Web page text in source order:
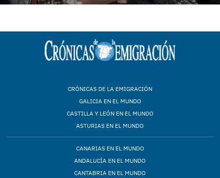
CRÓNICAS DE LA EMIGRACIÓN
GALICIA EN EL MUNDO
CASTILLA Y LEÓN EN EL MUNDO
ASTURIAS EN EL MUNDO
CANARIAS EN EL MUNDO
ANDALUCÍA EN EL MUNDO
CANTABRIA EN EL MUNDO